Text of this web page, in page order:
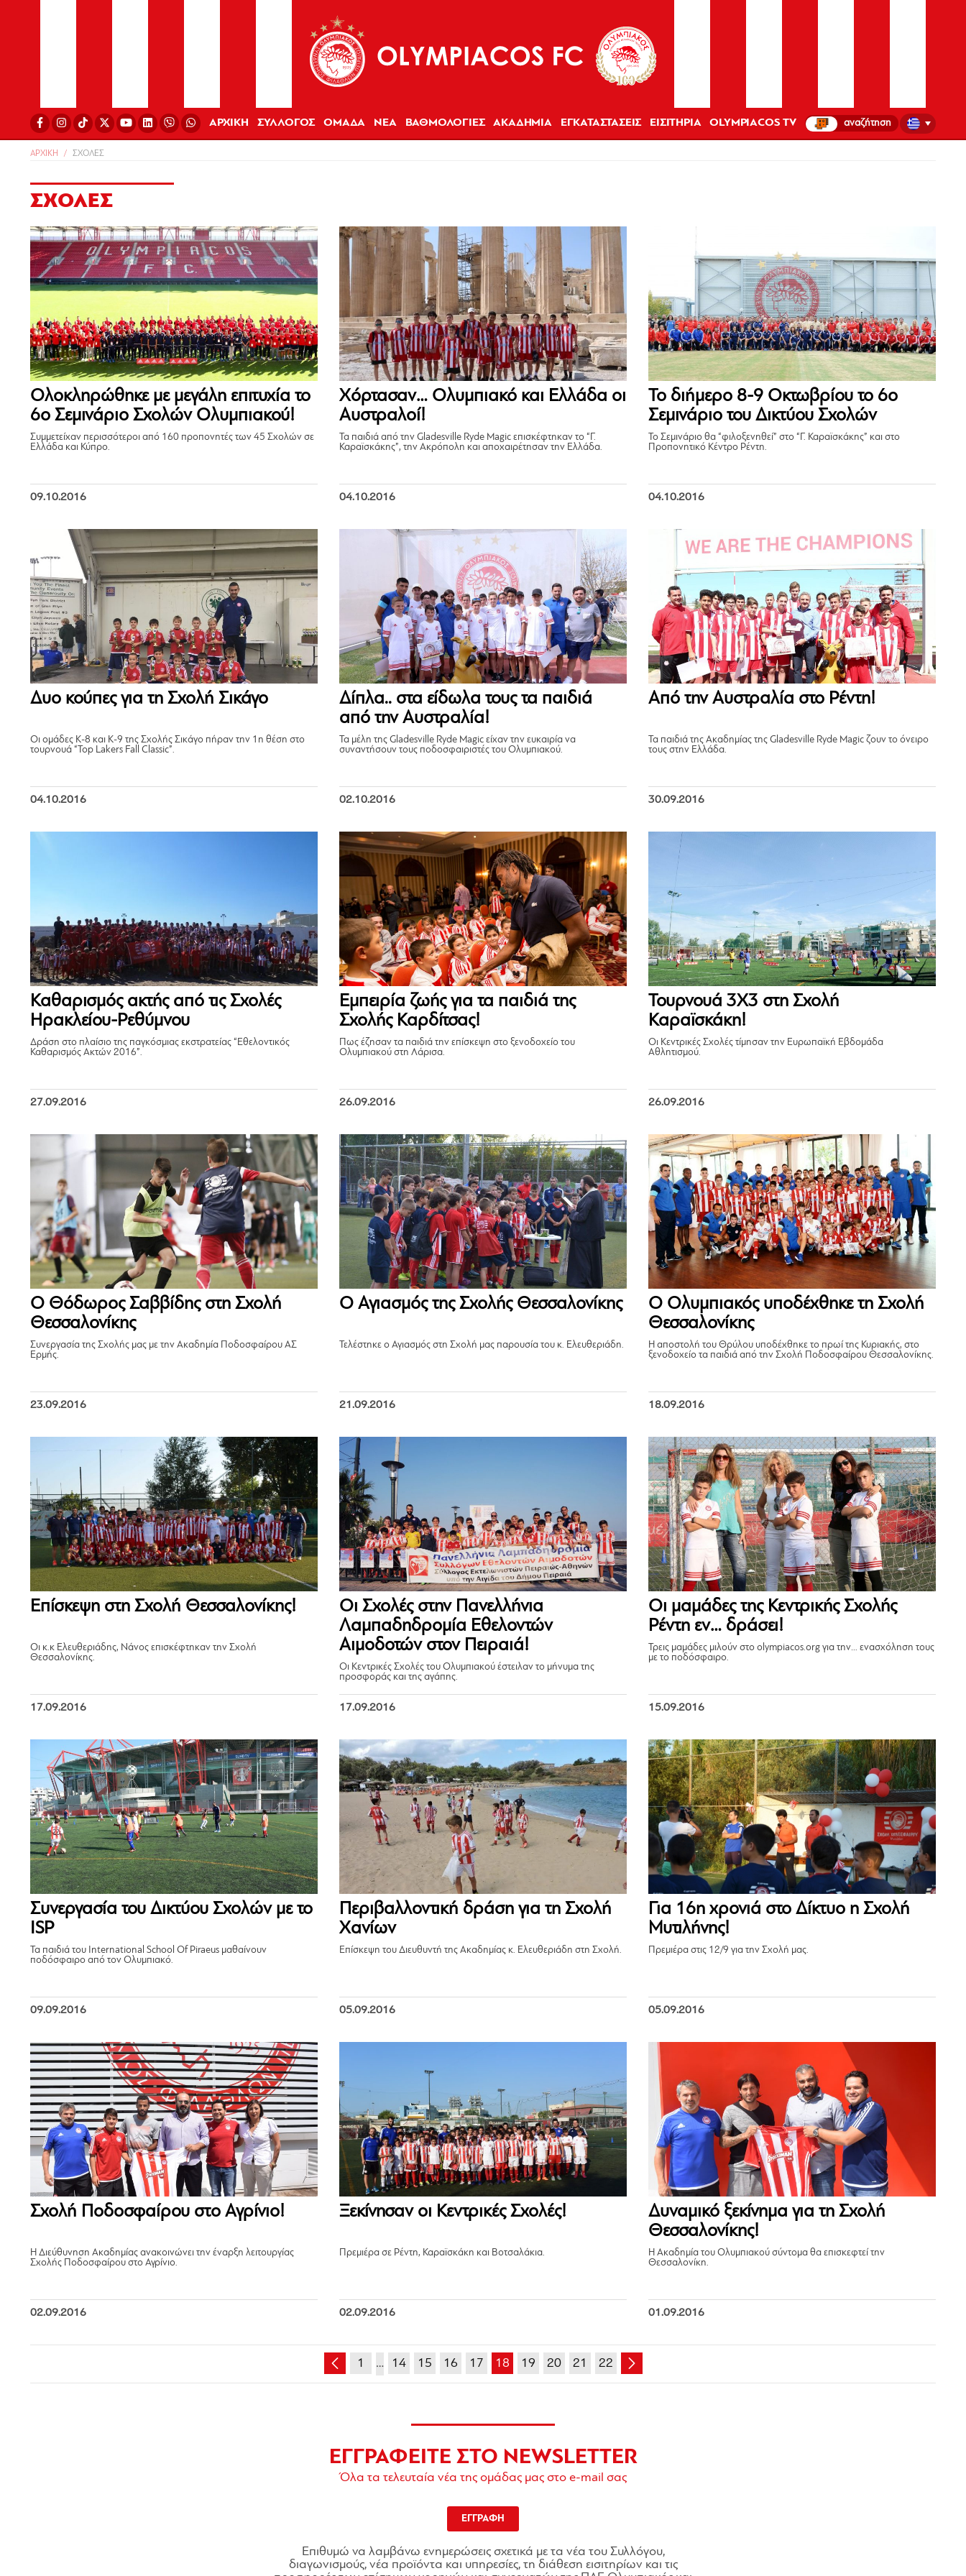
ΑΡΧΙΚΗ ΣΥΛΛΟΓΟΣ ΟΜΑΔΑ ΝΕΑ ΒΑΘΜΟΛΟΓΙΕΣ ΑΚΑΔΗΜΙΑ ΕΓΚΑΤΑΣΤΑΣΕΙΣ ΕΙΣΙΤΗΡΙΑ OLYMPIACOS TV
ΑΡΧΙΚΗ ΣΧΟΛΕΣ
ΣΧΟΛΕΣ
Ολοκληρώθηκε με μεγάλη επιτυχία το
6ο Σεμινάριο Σχολών Ολυμπιακού!
Συμμετείχαν περισσότεροι από 160 προπονητές των 45 Σχολών σε
Ελλάδα και Κύπρο.
09.10.2016
Χόρτασαν… Ολυμπιακό και Ελλάδα οι
Αυστραλοί!
Τα παιδιά από την Gladesville Ryde Magic επισκέφτηκαν το “Γ.
Καραϊσκάκης”, την Ακρόπολη και αποχαιρέτησαν την Ελλάδα.
04.10.2016
Το διήμερο 8-9 Οκτωβρίου το 6ο
Σεμινάριο του Δικτύου Σχολών
Το Σεμινάριο θα “φιλοξενηθεί” στο “Γ. Καραϊσκάκης” και στο
Προπονητικό Κέντρο Ρέντη.
04.10.2016
Δυο κούπες για τη Σχολή Σικάγο
Οι ομάδες Κ-8 και Κ-9 της Σχολής Σικάγο πήραν την 1η θέση στο
τουρνουά “Top Lakers Fall Classic”.
04.10.2016
Δίπλα.. στα είδωλα τους τα παιδιά
από την Αυστραλία!
Τα μέλη της Gladesville Ryde Magic είχαν την ευκαιρία να
συναντήσουν τους ποδοσφαιριστές του Ολυμπιακού.
02.10.2016
Από την Αυστραλία στο Ρέντη!
Τα παιδιά της Ακαδημίας της Gladesville Ryde Magic ζουν το όνειρο
τους στην Ελλάδα.
30.09.2016
Καθαρισμός ακτής από τις Σχολές
Ηρακλείου-Ρεθύμνου
Δράση στο πλαίσιο της παγκόσμιας εκστρατείας “Εθελοντικός
Καθαρισμός Ακτών 2016”.
27.09.2016
Εμπειρία ζωής για τα παιδιά της
Σχολής Καρδίτσας!
Πως έζησαν τα παιδιά την επίσκεψη στο ξενοδοχείο του
Ολυμπιακού στη Λάρισα.
26.09.2016
Τουρνουά 3X3 στη Σχολή
Καραϊσκάκη!
Οι Κεντρικές Σχολές τίμησαν την Ευρωπαϊκή Εβδομάδα
Αθλητισμού.
26.09.2016
Ο Θόδωρος Σαββίδης στη Σχολή
Θεσσαλονίκης
Συνεργασία της Σχολής μας με την Ακαδημία Ποδοσφαίρου ΑΣ
Ερμής.
23.09.2016
Ο Αγιασμός της Σχολής Θεσσαλονίκης
Τελέστηκε ο Αγιασμός στη Σχολή μας παρουσία του κ. Ελευθεριάδη.
21.09.2016
Ο Ολυμπιακός υποδέχθηκε τη Σχολή
Θεσσαλονίκης
Η αποστολή του Θρύλου υποδέχθηκε το πρωί της Κυριακής, στο
ξενοδοχείο τα παιδιά από την Σχολή Ποδοσφαίρου Θεσσαλονίκης.
18.09.2016
Επίσκεψη στη Σχολή Θεσσαλονίκης!
Οι κ.κ Ελευθεριάδης, Νάνος επισκέφτηκαν την Σχολή
Θεσσαλονίκης.
17.09.2016
Οι Σχολές στην Πανελλήνια
Λαμπαδηδρομία Εθελοντών
Αιμοδοτών στον Πειραιά!
Οι Κεντρικές Σχολές του Ολυμπιακού έστειλαν το μήνυμα της
προσφοράς και της αγάπης.
17.09.2016
Οι μαμάδες της Κεντρικής Σχολής
Ρέντη εν… δράσει!
Τρεις μαμάδες μιλούν στο olympiacos.org για την… ενασχόληση τους
με το ποδόσφαιρο.
15.09.2016
Συνεργασία του Δικτύου Σχολών με το
ISP
Τα παιδιά του International School Of Piraeus μαθαίνουν
ποδόσφαιρο από τον Ολυμπιακό.
09.09.2016
Περιβαλλοντική δράση για τη Σχολή
Χανίων
Επίσκεψη του Διευθυντή της Ακαδημίας κ. Ελευθεριάδη στη Σχολή.
05.09.2016
Για 16η χρονιά στο Δίκτυο η Σχολή
Μυτιλήνης!
Πρεμιέρα στις 12/9 για την Σχολή μας.
05.09.2016
Σχολή Ποδοσφαίρου στo Αγρίνιο!
Η Διεύθυνηση Ακαδημίας ανακοινώνει την έναρξη λειτουργίας
Σχολής Ποδοσφαίρου στο Αγρίνιο.
02.09.2016
Ξεκίνησαν οι Κεντρικές Σχολές!
Πρεμιέρα σε Ρέντη, Καραϊσκάκη και Βοτσαλάκια.
02.09.2016
Δυναμικό ξεκίνημα για τη Σχολή
Θεσσαλονίκης!
Η Ακαδημία του Ολυμπιακού σύντομα θα επισκεφτεί την
Θεσσαλονίκη.
01.09.2016
1 … 14 15 16 17 18 19 20 21 22
ΕΓΓΡΑΦΕΙΤΕ ΣΤΟ NEWSLETTER
Όλα τα τελευταία νέα της ομάδας μας στο e-mail σας
ΕΓΓΡΑΦΗ
Επιθυμώ να λαμβάνω ενημερώσεις σχετικά με τα νέα του Συλλόγου,
διαγωνισμούς, νέα προϊόντα και υπηρεσίες, τη διάθεση εισιτηρίων και τις